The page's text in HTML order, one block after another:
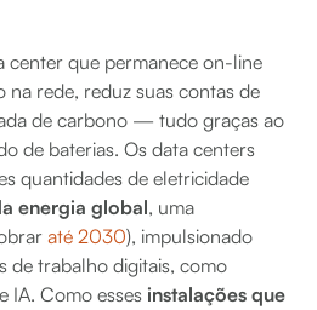
center que permanece on-line
rede, reduz suas contas de
de carbono — tudo graças ao
de baterias. Os data centers
quantidades de eletricidade
energia global, uma
até 2030), impulsionado
de trabalho digitais, como
IA. Como esses instalações que